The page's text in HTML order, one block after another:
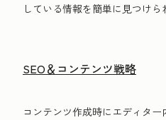
している情報を簡単に見つけら
SEO＆コンテンツ戦略
コンテンツ作成時にエディタ